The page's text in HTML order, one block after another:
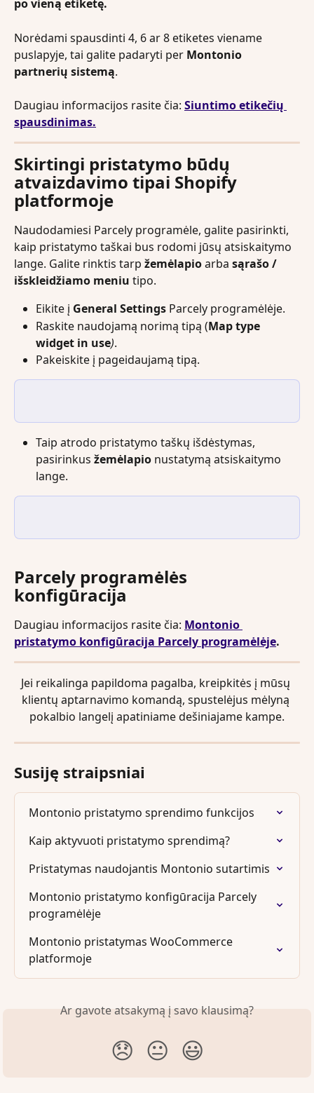
po vieną etiketę.
Norėdami spausdinti 4, 6 ar 8 etiketes viename
puslapyje, tai galite padaryti per Montonio
partnerių sistemą.
Daugiau informacijos rasite čia: Siuntimo etikečių
spausdinimas.
Skirtingi pristatymo būdų
atvaizdavimo tipai Shopify
platformoje
Naudodamiesi Parcely programėle, galite pasirinkti,
kaip pristatymo taškai bus rodomi jūsų atsiskaitymo
lange. Galite rinktis tarp žemėlapio arba sąrašo /
išskleidžiamo meniu tipo.
Eikite į General Settings Parcely programėlėje.
Raskite naudojamą norimą tipą (Map type
widget in use).
Pakeiskite į pageidaujamą tipą.
Taip atrodo pristatymo taškų išdėstymas,
pasirinkus žemėlapio nustatymą atsiskaitymo
lange.
Parcely programėlės
konfigūracija
Daugiau informacijos rasite čia: Montonio
pristatymo konfigūracija Parcely programėlėje.
Jei reikalinga papildoma pagalba, kreipkitės į mūsų
klientų aptarnavimo komandą, spustelėjus mėlyną
pokalbio langelį apatiniame dešiniajame kampe.
Susiję straipsniai
Montonio pristatymo sprendimo funkcijos
Kaip aktyvuoti pristatymo sprendimą?
Pristatymas naudojantis Montonio sutartimis
Montonio pristatymo konfigūracija Parcely
programėlėje
Montonio pristatymas WooCommerce
platformoje
Ar gavote atsakymą į savo klausimą?
😞 😐 😃